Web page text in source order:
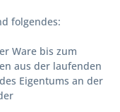
folgendes:
Ware bis zum
aus der laufenden
Eigentums an der